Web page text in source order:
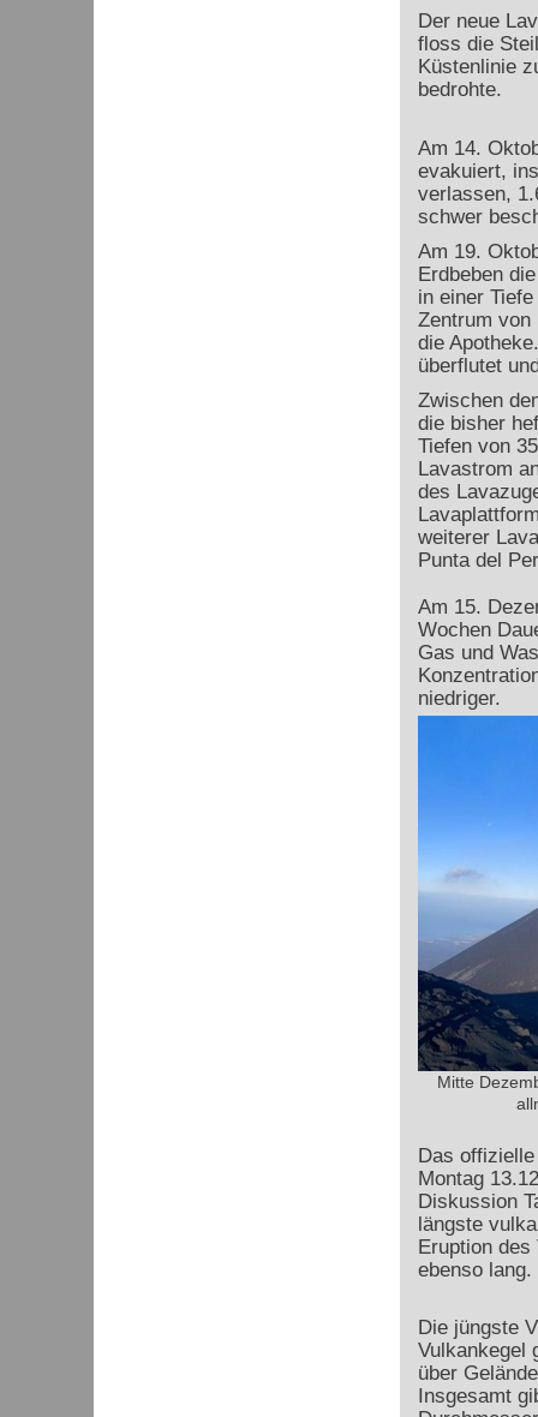
Der neue
floss die
Küstenlinie
bedrohte.
Am 14.
evakuiert,
verlassen,
schwer
Am 19.
Erdbeben
in einer
Zentrum von
die
überflutet
Zwischen
die bisher
Tiefen von
Lavastrom
des
weiterer
Punta del
Am 15.
Wochen
Gas und
niedriger.
Mitte
Das
Montag
Diskussion
längste
Eruption des
ebenso lang.
Die jüngste
Vulkankegel
über
Insgesamt